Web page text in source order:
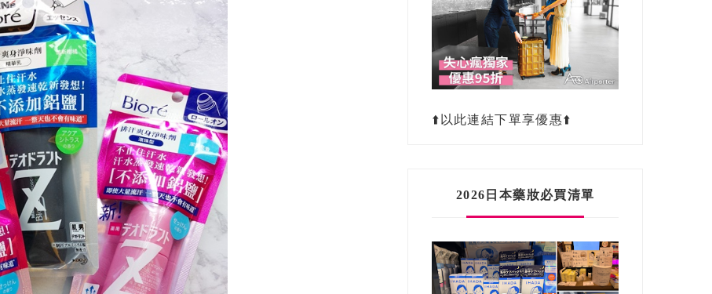
⬆️以此連結下單享優惠⬆️
2026日本藥妝必買清單